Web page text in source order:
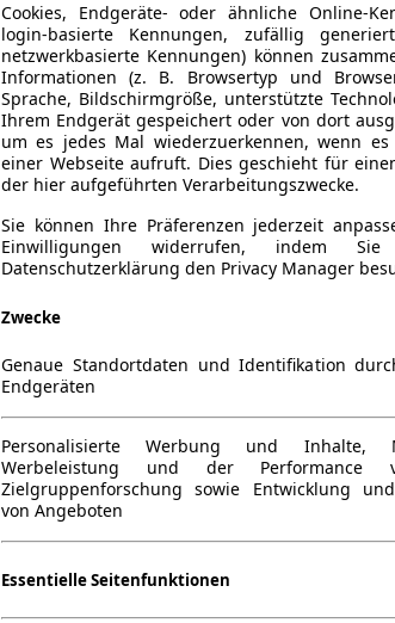
Cookies, Endgeräte- oder ähnliche Online-
login-basierte Kennungen, zufällig
netzwerkbasierte Kennungen) können
Informationen (z. B. Browsertyp und
Sprache, Bildschirmgröße, unterstützte
Ihrem Endgerät gespeichert oder von dort
um es jedes Mal wiederzuerkennen, wenn
einer Webseite aufruft. Dies geschieht für
der hier aufgeführten Verarbeitungszwecke.
Sie können Ihre Präferenzen jederzeit
Einwilligungen widerrufen, indem
Datenschutzerklärung den Privacy Manager
Zwecke
Genaue Standortdaten und Identifikation
Endgeräten
Personalisierte Werbung und Inhalte,
Werbeleistung und der Performance
Zielgruppenforschung sowie Entwicklung
von Angeboten
Essentielle Seitenfunktionen